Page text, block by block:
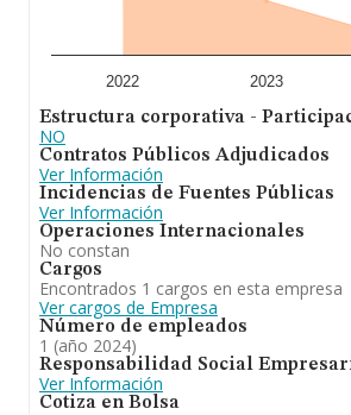
en 2024 de hasta 1 millón de euros.
adicional de interés, los empleados de
antigüedad desde la constitución es de
Para concluir,
Adca Agroindustrial
la prestación de servicios a empresas y
de consultoría, administración de
negocio, asesoramiento legal,
fiscal, laboral, económico y financiero.
exportación, intermediación y
posición en el ranking nacional, la
posiciones frente al 2023.
2022 2023
Estructura corporativa -
NO
Contratos Públicos Adjudicados
Ver Información
Incidencias de Fuentes Públicas
Ver Información
Operaciones Internacionales
No constan
Cargos
Encontrados 1 cargos en esta empresa
Ver cargos de Empresa
Número de empleados
1 (año 2024)
Responsabilidad Social
Ver Información
Cotiza en Bolsa